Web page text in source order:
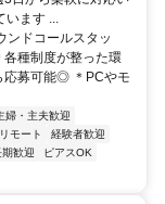
ます ...
ンドコールスタッ
種制度が整った環
応募可能◎ ＊PCやモ
婦・主夫歓迎
モート
経験者歓迎
期歓迎
ピアスOK